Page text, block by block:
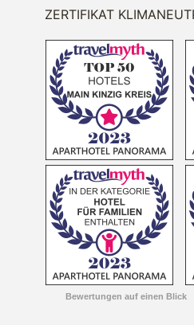
ZERTIFIKAT
Bewertungen auf einen Blick